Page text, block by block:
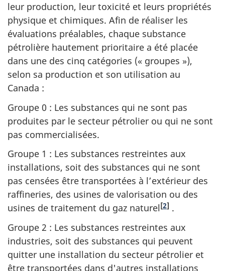
leur production, leur toxicité et leurs propriétés
physique et chimiques. Afin de réaliser les
évaluations préalables, chaque substance
pétrolière hautement prioritaire a été placée
dans une des cinq catégories (« groupes »),
selon sa production et son utilisation au
Canada :
Groupe 0 : Les substances qui ne sont pas
produites par le secteur pétrolier ou qui ne sont
pas commercialisées.
Groupe 1 : Les substances restreintes aux
installations, soit des substances qui ne sont
pas censées être transportées à l’extérieur des
raffineries, des usines de valorisation ou des
usines de traitement du gaz naturel[2] .
Groupe 2 : Les substances restreintes aux
industries, soit des substances qui peuvent
quitter une installation du secteur pétrolier et
être transportées dans d'autres installations